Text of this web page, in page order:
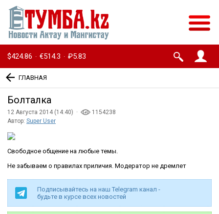
$424.86 · €514.3 · ₽5.83
ГЛАВНАЯ
Болталка
12 Августа 2014 (14:40) ·
1154238
Автор: Super User
Свободное общение на любые темы.
Не забываем о правилах приличия. Модератор не дремлет
Подписывайтесь на наш Telegram канал -
будьте в курсе всех новостей